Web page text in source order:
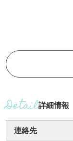
詳細情報
連絡先